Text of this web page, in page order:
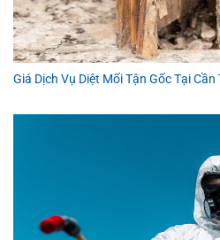
Giá Dịch Vụ Diệt Mối Tận Gốc Tại